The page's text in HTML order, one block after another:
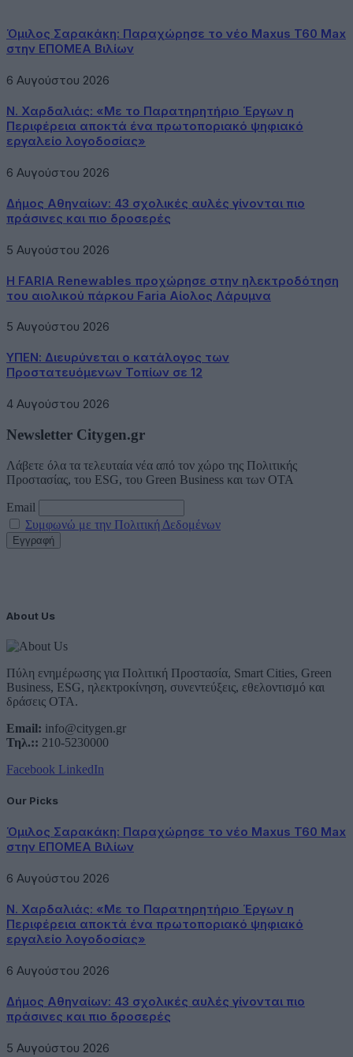
Όμιλος Σαρακάκη: Παραχώρησε το νέο Maxus T60 Max
στην ΕΠΟΜΕΑ Βιλίων
6 Αυγούστου 2026
Ν. Χαρδαλιάς: «Με το Παρατηρητήριο Έργων η
Περιφέρεια αποκτά ένα πρωτοποριακό ψηφιακό
εργαλείο λογοδοσίας»
6 Αυγούστου 2026
Δήμος Αθηναίων: 43 σχολικές αυλές γίνονται πιο
πράσινες και πιο δροσερές
5 Αυγούστου 2026
Η FARIA Renewables προχώρησε στην ηλεκτροδότηση
του αιολικού πάρκου Faria Αίολος Λάρυμνα
5 Αυγούστου 2026
ΥΠΕΝ: Διευρύνεται ο κατάλογος των
Προστατευόμενων Τοπίων σε 12
4 Αυγούστου 2026
Newsletter Citygen.gr
Λάβετε όλα τα τελευταία νέα από τον χώρο της Πολιτικής
Προστασίας, του ESG, του Green Business και των ΟΤΑ
Email
Συμφωνώ με την Πολιτική Δεδομένων
About Us
Πύλη ενημέρωσης για Πολιτική Προστασία, Smart Cities, Green
Business, ESG, ηλεκτροκίνηση, συνεντεύξεις, εθελοντισμό και
δράσεις ΟΤΑ.
Email: info@citygen.gr
Τηλ.:: 210-5230000
Facebook LinkedIn
Our Picks
Όμιλος Σαρακάκη: Παραχώρησε το νέο Maxus T60 Max
στην ΕΠΟΜΕΑ Βιλίων
6 Αυγούστου 2026
Ν. Χαρδαλιάς: «Με το Παρατηρητήριο Έργων η
Περιφέρεια αποκτά ένα πρωτοποριακό ψηφιακό
εργαλείο λογοδοσίας»
6 Αυγούστου 2026
Δήμος Αθηναίων: 43 σχολικές αυλές γίνονται πιο
πράσινες και πιο δροσερές
5 Αυγούστου 2026